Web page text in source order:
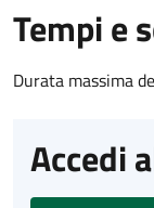
Tempi e
Durata massima
Accedi